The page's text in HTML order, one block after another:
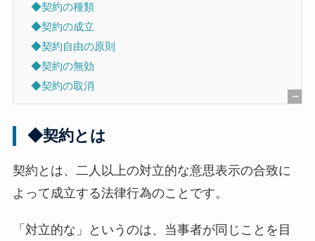
[
示
◆契約の種類
◆契約の成立
◆契約自由の原則
◆契約の無効
◆契約の取消
◆契約とは
契約とは、二人以上の対立的な意思表示の合致に
よって成立する法律行為のことです。
「対立的な」というのは、当事者が同じことを目